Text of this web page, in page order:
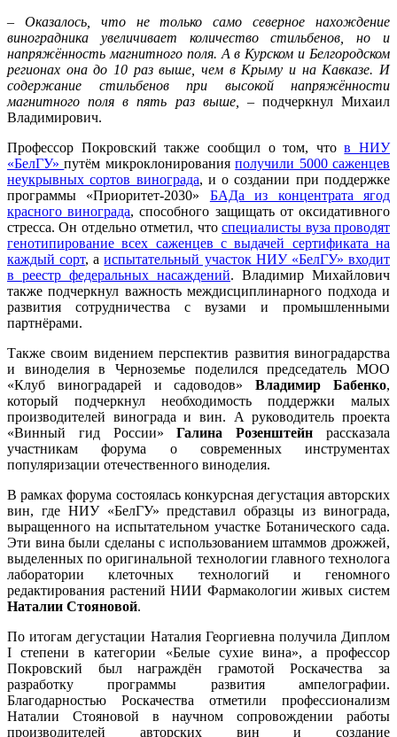
– Оказалось, что не только само северное нахождение
виноградника увеличивает количество стильбенов, но и
напряжённость магнитного поля. А в Курском и Белгородском
регионах она до 10 раз выше, чем в Крыму и на Кавказе. И
содержание стильбенов при высокой напряжённости
магнитного поля в пять раз выше, – подчеркнул Михаил
Владимирович.
Профессор Покровский также сообщил о том, чтов НИУ
«БелГУ»путём микроклонированияполучили 5000 саженцев
неукрывных сортов винограда, и о создании при поддержке
программы «Приоритет-2030» БАДа из концентрата ягод
красного винограда, способного защищать от оксидативного
стресса. Он отдельно отметил, чтоспециалисты вуза проводят
генотипирование всех саженцев с выдачей сертификата на
каждый сорт, аиспытательный участок НИУ «БелГУ» входит
в реестр федеральных насаждений. Владимир Михайлович
также подчеркнул важность междисциплинарного подхода и
развития сотрудничества с вузами и промышленными
партнёрами.
Также своим видением перспектив развития виноградарства
и виноделия в Черноземье поделился председатель МОО
«Клуб виноградарей и садоводов»Владимир Бабенко,
который подчеркнул необходимость поддержки малых
производителей винограда и вин. А руководитель проекта
«Винный гид России»Галина Розенштейн рассказала
участникам форума о современных инструментах
популяризации отечественного виноделия.
В рамках форума состоялась конкурсная дегустация авторских
вин, где НИУ «БелГУ» представил образцы из винограда,
выращенного на испытательном участке Ботанического сада.
Эти вина были сделаны с использованием штаммов дрожжей,
выделенных по оригинальной технологии главного технолога
лаборатории клеточных технологий и геномного
редактирования растений НИИ Фармакологии живых систем
Наталии Стояновой.
По итогам дегустации Наталия Георгиевна получила Диплом
I степени в категории «Белые сухие вина», а профессор
Покровский был награждён грамотой Роскачества за
разработку программы развития ампелографии.
Благодарностью Роскачества отметили профессионализм
Наталии Стояновой в научном сопровождении работы
производителей авторских вин и создание